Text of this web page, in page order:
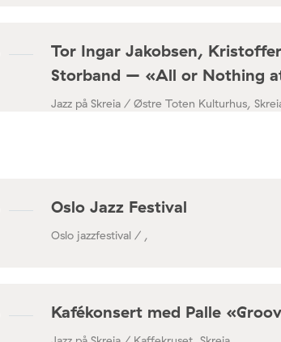
Tor Ingar Jakobsen,
Storband – «All or Nothing
Jazz på Skreia / Østre Toten Kulturhus,
Oslo Jazz Festival
Oslo jazzfestival / ,
Kafékonsert med Palle